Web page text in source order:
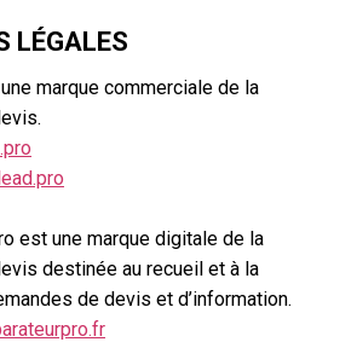
LÉGALES
marque commerciale de la
est une marque digitale de la
destinée au recueil et à la
de devis et d’information.